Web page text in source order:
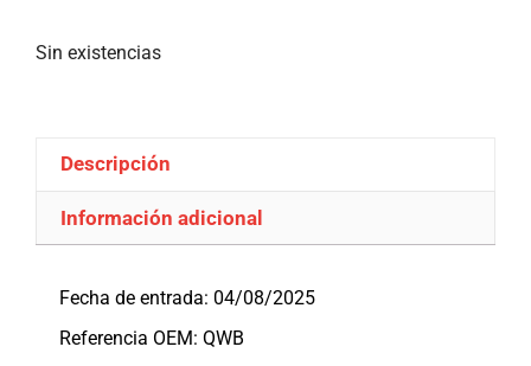
Sin existencias
Descripción
Información adicional
Fecha de entrada: 04/08/2025
Referencia OEM: QWB